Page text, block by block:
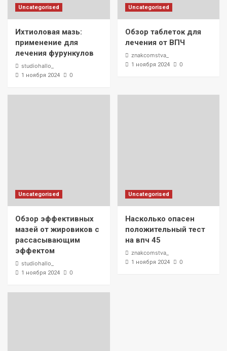
Uncategorised
Ихтиоловая мазь:
применение для
лечения фурункулов
studiohallo_
1 ноября 2024 0
Uncategorised
Обзор таблеток для
лечения от ВПЧ
znakcomstva_
1 ноября 2024 0
Uncategorised
Обзор эффективных
мазей от жировиков с
рассасывающим
эффектом
studiohallo_
1 ноября 2024 0
Uncategorised
Насколько опасен
положительный тест
на впч 45
znakcomstva_
1 ноября 2024 0